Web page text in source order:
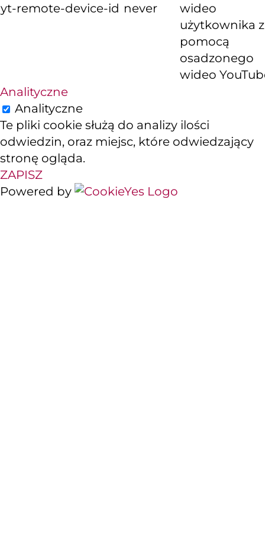
yt-remote-device-id never
wideo
użytkownika
pomocą
osadzonego
wideo
Analityczne
Analityczne
Te pliki cookie służą do analizy ilości
odwiedzin, oraz miejsc, które odwiedzający
stronę ogląda.
ZAPISZ
Powered by